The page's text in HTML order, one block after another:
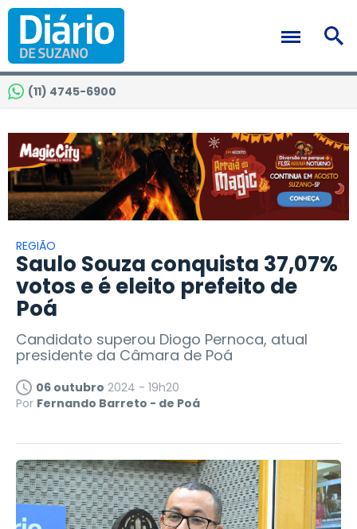
(11) 4745-6900
REGIÃO
Saulo Souza conquista 37,07%
votos e é eleito prefeito de
Poá
Candidato superou Diogo Pernoca, atual
presidente da Câmara de Poá
06 outubro 2024 - 19h20
Por Fernando Barreto - de Poá